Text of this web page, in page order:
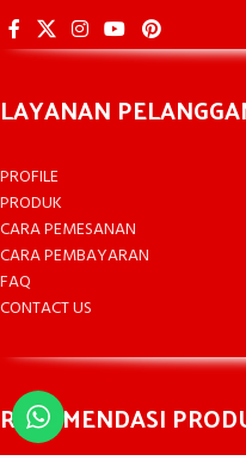
LAYANAN
PROFILE
PRODUK
CARA PEMESANAN
CARA PEMBAYARAN
FAQ
CONTACT US
REKOMENDASI